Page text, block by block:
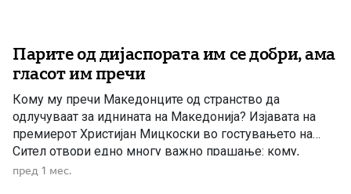
Парите од дијаспората им се добри, ама
гласот им пречи
Кому му пречи Македонците од странство да
одлучуваат за иднината на Македонија? Изјавата на
премиерот Христијан Мицкоски во гостувањето на
Сител отвори едно многу важно прашање: кому,
всушност, му пречи македонската дијаспора да го
пред 1 мес.